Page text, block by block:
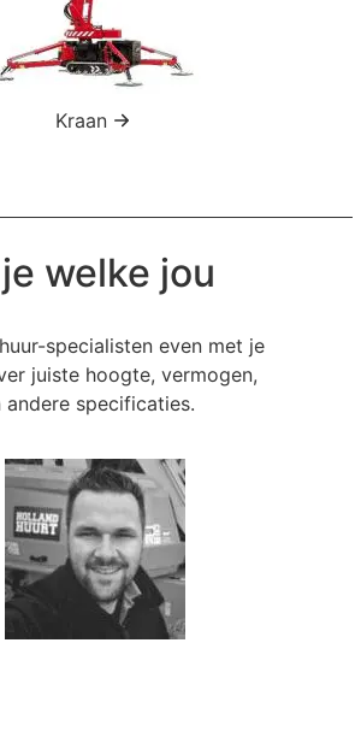
Kraan
welke jou
specialisten even met je
juiste hoogte, vermogen,
specificaties.